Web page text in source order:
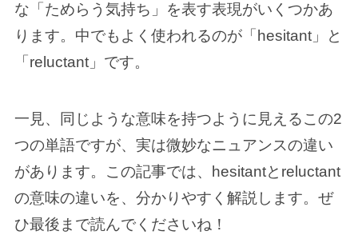
な「ためらう気持ち」を表す表現がいくつかあ
ります。中でもよく使われるのが「hesitant」と
「reluctant」です。
一見、同じような意味を持つように見えるこの2
つの単語ですが、実は微妙なニュアンスの違い
があります。この記事では、hesitantとreluctant
の意味の違いを、分かりやすく解説します。ぜ
ひ最後まで読んでくださいね！